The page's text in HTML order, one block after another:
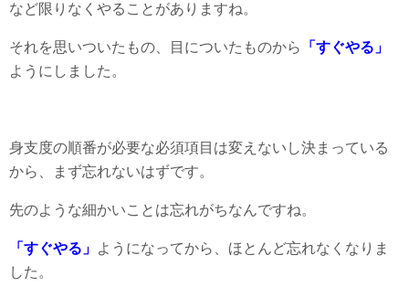
など限りなくやることがありますね。
それを思いついたもの、目についたものから
「すぐやる」
ようにしました。
身支度の順番が必要な必須項目は変えないし決まっている
から、まず忘れないはずです。
先のような細かいことは忘れがちなんですね。
「すぐやる」 ようになってから、ほとんど忘れなくなりま
した。